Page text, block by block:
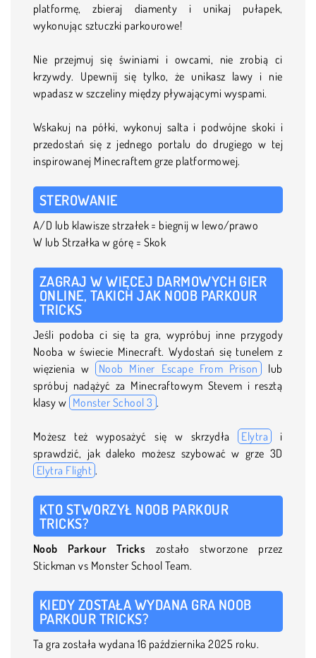
platformę, zbieraj diamenty i unikaj pułapek,
wykonując sztuczki parkourowe!
Nie przejmuj się świniami i owcami, nie zrobią ci
krzywdy. Upewnij się tylko, że unikasz lawy i nie
wpadasz w szczeliny między pływającymi wyspami.
Wskakuj na półki, wykonuj salta i podwójne skoki i
przedostań się z jednego portalu do drugiego w tej
inspirowanej Minecraftem grze platformowej.
STEROWANIE
A/D lub klawisze strzałek = biegnij w lewo/prawo
W lub Strzałka w górę = Skok
ZAGRAJ W WIĘCEJ DARMOWYCH GIER
ONLINE, TAKICH JAK NOOB PARKOUR
TRICKS
Jeśli podoba ci się ta gra, wypróbuj inne przygody
Nooba w świecie Minecraft. Wydostań się tunelem z
więzienia w
Noob Miner Escape From Prison lub
spróbuj nadążyć za Minecraftowym Stevem i resztą
klasy w Monster School 3 .
Możesz też wyposażyć się w skrzydła Elytra
i
sprawdzić, jak daleko możesz szybować w grze 3D
Elytra Flight .
KTO STWORZYŁ NOOB PARKOUR
TRICKS?
Noob Parkour Tricks zostało stworzone przez
Stickman vs Monster School Team.
KIEDY ZOSTAŁA WYDANA GRA NOOB
PARKOUR TRICKS?
Ta gra została wydana 16 października 2025 roku.